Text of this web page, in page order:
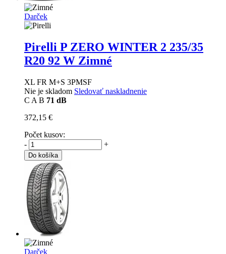
Darček
Pirelli P ZERO WINTER 2 235/35
R20 92 W Zimné
XL FR M+S 3PMSF
Nie je skladom Sledovať naskladnenie
C A B 71 dB
372,15 €
Počet kusov:
-
+
Do košíka
Darček